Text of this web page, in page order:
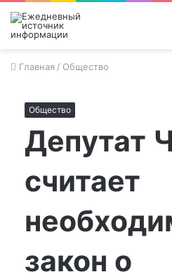
Главная / Общество
Общество
Депутат
считает
закон о